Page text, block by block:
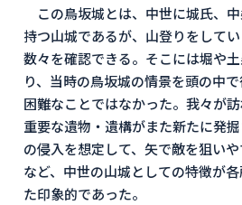
この鳥坂城とは、中世に城氏、
持つ山城であるが、山登りをして
数々を確認できる。そこには堀や
り、当時の鳥坂城の情景を頭の中
困難なことではなかった。我々が
重要な遺物・遺構がまた新たに発
の侵入を想定して、矢で敵を狙い
など、中世の山城としての特徴が
た印象的であった。